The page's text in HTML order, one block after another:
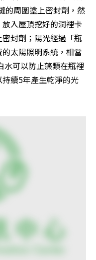
的周圍塗上密封劑，然
入屋頂挖好的洞裡卡
封劑；陽光經過「瓶
太陽照明系統，相當
水可以防止藻類在瓶裡
續5年產生乾淨的光